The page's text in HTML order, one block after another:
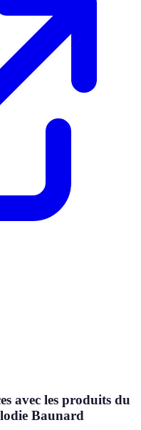
avec les produits du
Baunard